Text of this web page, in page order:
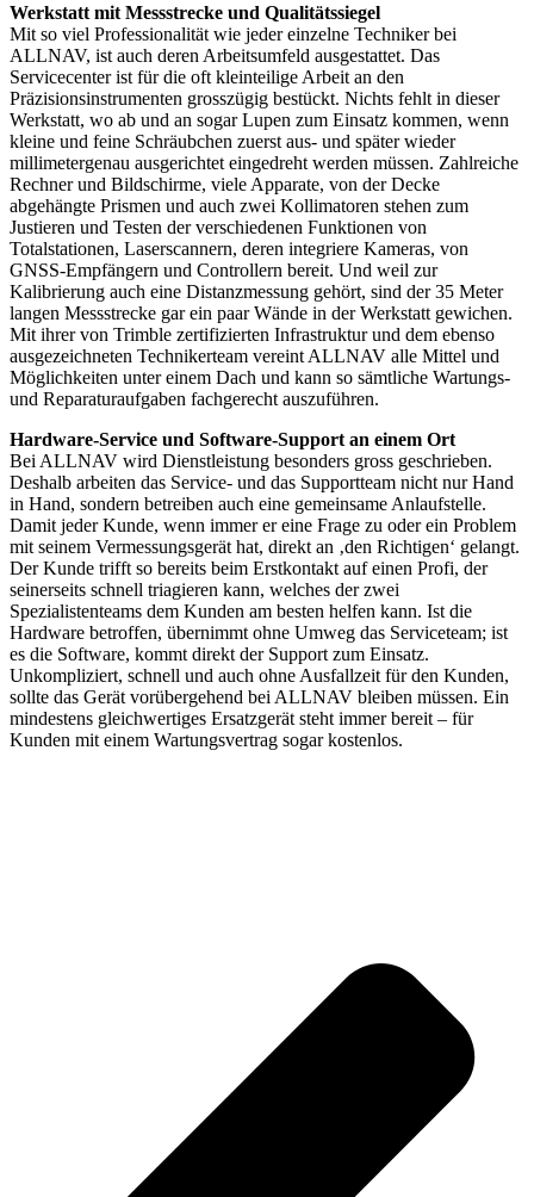
Werkstatt mit Messstrecke und Qualitätssiegel
Mit so viel Professionalität wie jeder einzelne Techniker bei
ALLNAV, ist auch deren Arbeitsumfeld ausgestattet. Das
Servicecenter ist für die oft kleinteilige Arbeit an den
Präzisionsinstrumenten grosszügig bestückt. Nichts fehlt in dieser
Werkstatt, wo ab und an sogar Lupen zum Einsatz kommen, wenn
kleine und feine Schräubchen zuerst aus- und später wieder
millimetergenau ausgerichtet eingedreht werden müssen. Zahlreiche
Rechner und Bildschirme, viele Apparate, von der Decke
abgehängte Prismen und auch zwei Kollimatoren stehen zum
Justieren und Testen der verschiedenen Funktionen von
Totalstationen, Laserscannern, deren integriere Kameras, von
GNSS-Empfängern und Controllern bereit. Und weil zur
Kalibrierung auch eine Distanzmessung gehört, sind der 35 Meter
langen Messstrecke gar ein paar Wände in der Werkstatt gewichen.
Mit ihrer von Trimble zertifizierten Infrastruktur und dem ebenso
ausgezeichneten Technikerteam vereint ALLNAV alle Mittel und
Möglichkeiten unter einem Dach und kann so sämtliche Wartungs-
und Reparaturaufgaben fachgerecht auszuführen.
Hardware-Service und Software-Support an einem Ort
Bei ALLNAV wird Dienstleistung besonders gross geschrieben.
Deshalb arbeiten das Service- und das Supportteam nicht nur Hand
in Hand, sondern betreiben auch eine gemeinsame Anlaufstelle.
Damit jeder Kunde, wenn immer er eine Frage zu oder ein Problem
mit seinem Vermessungsgerät hat, direkt an ‚den Richtigen‘ gelangt.
Der Kunde trifft so bereits beim Erstkontakt auf einen Profi, der
seinerseits schnell triagieren kann, welches der zwei
Spezialistenteams dem Kunden am besten helfen kann. Ist die
Hardware betroffen, übernimmt ohne Umweg das Serviceteam; ist
es die Software, kommt direkt der Support zum Einsatz.
Unkompliziert, schnell und auch ohne Ausfallzeit für den Kunden,
sollte das Gerät vorübergehend bei ALLNAV bleiben müssen. Ein
mindestens gleichwertiges Ersatzgerät steht immer bereit – für
Kunden mit einem Wartungsvertrag sogar kostenlos.